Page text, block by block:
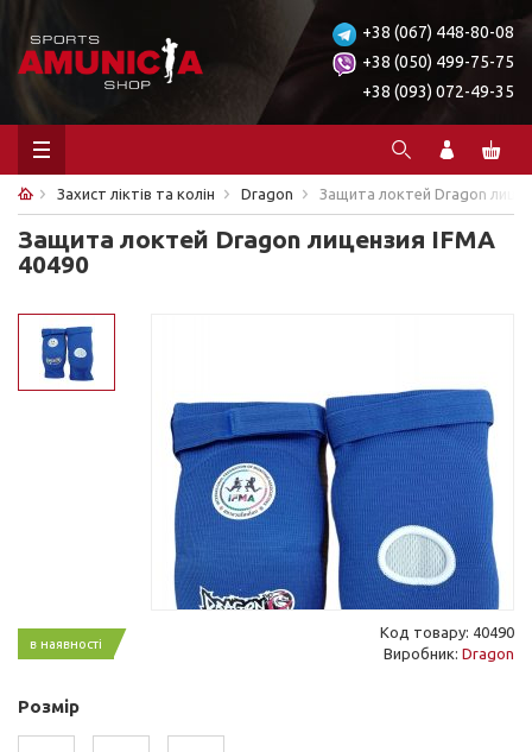
+38 (067) 448-80-08
+38 (050) 499-75-75
+38 (093) 072-49-35
Захист ліктів та колін Dragon Защита локтей Dragon
Защита локтей Dragon лицензия IFMA
40490
в наявності
Код товару: 40490
Виробник: Dragon
Розмір